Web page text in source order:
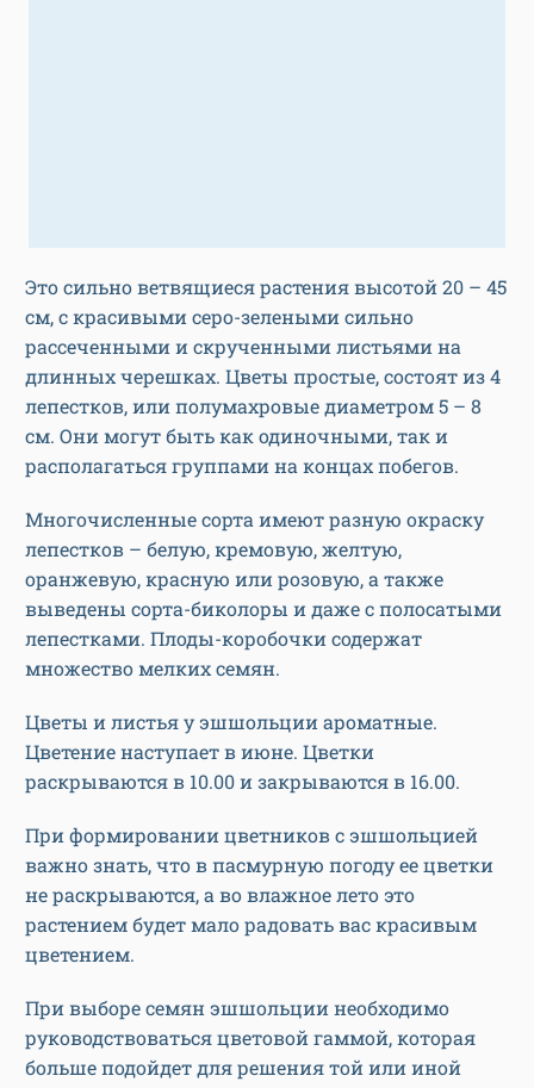
Это сильно ветвящиеся растения высотой 20 – 45
см, с красивыми серо-зелеными сильно
рассеченными и скрученными листьями на
длинных черешках. Цветы простые, состоят из 4
лепестков, или полумахровые диаметром 5 – 8
см. Они могут быть как одиночными, так и
располагаться группами на концах побегов.
Многочисленные сорта имеют разную окраску
лепестков – белую, кремовую, желтую,
оранжевую, красную или розовую, а также
выведены сорта-биколоры и даже с полосатыми
лепестками. Плоды-коробочки содержат
множество мелких семян.
Цветы и листья у эшшольции ароматные.
Цветение наступает в июне. Цветки
раскрываются в 10.00 и закрываются в 16.00.
При формировании цветников с эшшольцией
важно знать, что в пасмурную погоду ее цветки
не раскрываются, а во влажное лето это
растением будет мало радовать вас красивым
цветением.
При выборе семян эшшольции необходимо
руководствоваться цветовой гаммой, которая
больше подойдет для решения той или иной